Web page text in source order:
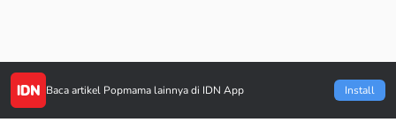
Baca artikel Popmama lainnya di IDN App Install